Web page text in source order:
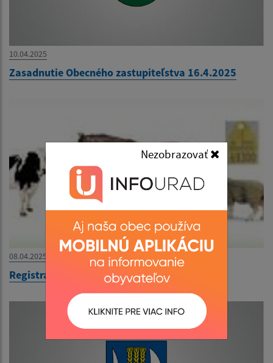
Nezobrazovať
10.04.2025
Zasadnutie Obecného zastupiteľstva 16.4.2025
08.04.2025
Registrácia chovov